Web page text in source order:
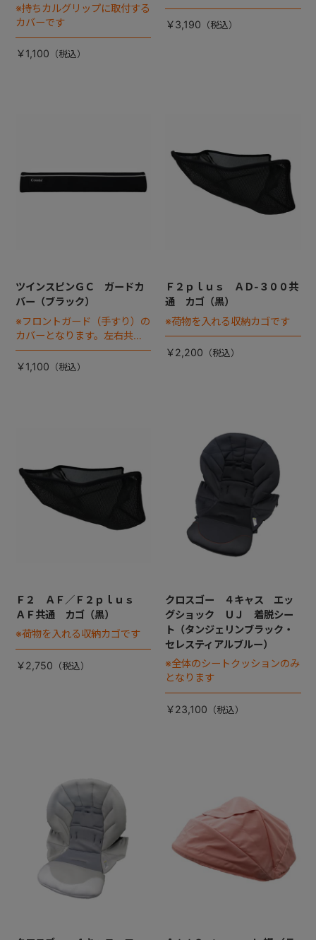
※持ちカルグリップに取付する
カバーです
￥1,100
￥3,190
ツインスピンＧＣ ガードカ
バー（ブラック）
※フロントガード（手すり）の
カバーとなります。左右共通
です。
￥1,100
Ｆ２ｐｌｕｓ ＡＤ-３００共
通 カゴ（黒）
※荷物を入れる収納カゴです
￥2,200
Ｆ２ ＡＦ／Ｆ２ｐｌｕｓ
ＡＦ共通 カゴ（黒）
※荷物を入れる収納カゴです
￥2,750
クロスゴー ４キャス エッ
グショック ＵＪ 着脱シー
ト（タンジェリンブラック・
セレスティアルブルー）
※全体のシートクッションのみ
となります
￥23,100